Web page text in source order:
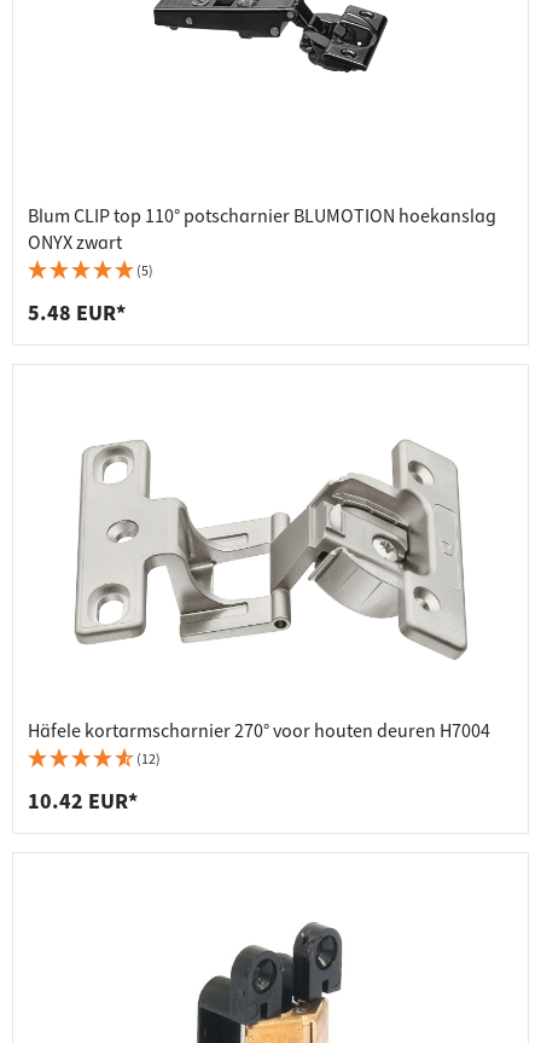
Blum CLIP top 110° potscharnier BLUMOTION hoekanslag
ONYX zwart
(5)
5.48 EUR*
Häfele kortarmscharnier 270° voor houten deuren H7004
(12)
10.42 EUR*